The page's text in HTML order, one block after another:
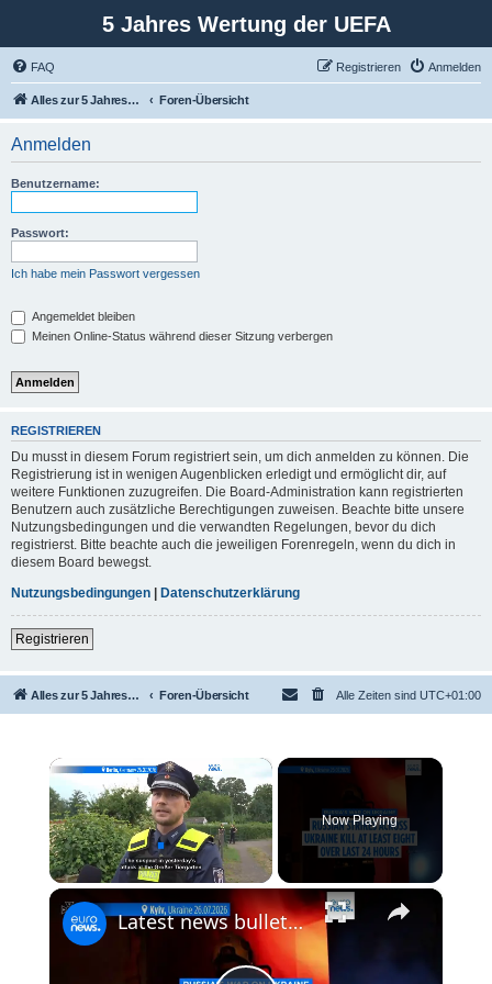
5 Jahres Wertung der UEFA
FAQ Anmelden
Registrieren
Alles zur 5 Jahreswertung / Tabelle der UEFA mit vielen Statistiken. Foren-Übersicht
Anmelden
Benutzername:
Passwort:
Ich habe mein Passwort vergessen
Angemeldet bleiben
Meinen Online-Status während dieser Sitzung verbergen
REGISTRIEREN
Du musst in diesem Forum registriert sein, um dich anmelden zu können. Die
Registrierung ist in wenigen Augenblicken erledigt und ermöglicht dir, auf
weitere Funktionen zuzugreifen. Die Board-Administration kann registrierten
Benutzern auch zusätzliche Berechtigungen zuweisen. Beachte bitte unsere
Nutzungsbedingungen und die verwandten Regelungen, bevor du dich
registrierst. Bitte beachte auch die jeweiligen Forenregeln, wenn du dich in
diesem Board bewegst.
Nutzungsbedingungen | Datenschutzerklärung
Registrieren
Alles zur 5 Jahreswertung / Tabelle der UEFA mit vielen Statistiken. Foren-Übersicht Alle Zeiten sind UTC+01:00
×
Now Playing
×
Latest news bulletin | July 27th, 2026 – Morning